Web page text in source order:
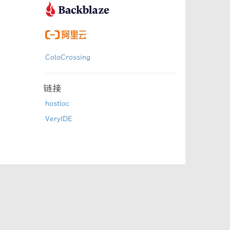
ColoCrossing
链接
hostloc
VeryIDE